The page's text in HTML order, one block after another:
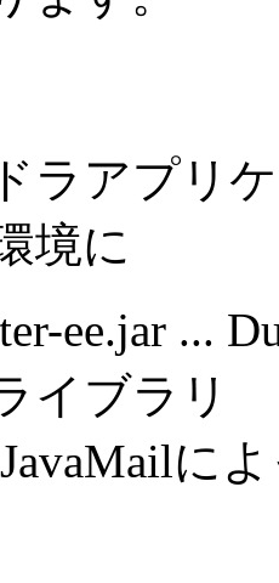
ラアプリ
境に
ee.jar ...
イブラリ
に